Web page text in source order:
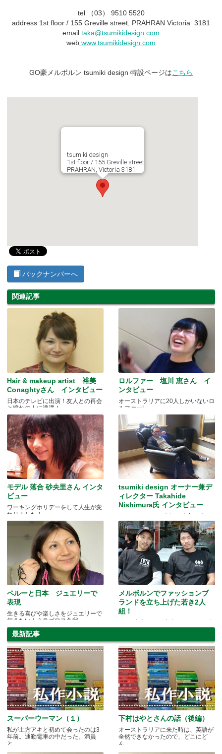
tel （03） 9510 5520
address 1st floor / 155 Greville street, PRAHRAN Victoria 3181
email taka@tsumikidesign.com
web www.tsumikidesign.com
GO豪メルボルン tsumiki design 特設ページはこちら
tsumiki design
1st floor / 155 Greville street
PRAHRAN, Victoria 3181
バックナンバーへ
関連記事
Hair & makeup artist 裕美
Conaghtyさん インタビュー
日本のテレビに出演！友人との再会
と憧れの人に遭遇！
ロルファー 塩川 恵さん イ
ンタビュー
オーストラリアに20人しかいないロ
ルファー!
モデル 落合 砂央里さん インタ
ビュー
ワーキングホリデーをして人生が変
わりました！
tsumiki design オーナー兼デ
ィレクター Takahide
Nishimura氏 インタビュー
ます!!
ペルーと日本 ジュエリーで
表現
生きる喜びや楽しさをジュエリーで
伝えたい！ミラゴロス久我
メルボルンでファッションブ
ランドを立ち上げた若き2人
組！
ュー!Tシャツ プレゼントつき
最新記事
スーパーウーマン（１）
私が土方アキと初めて会ったのは3
年前。通勤電車の中だった。満員
と.....
下村はやとさんの話（後編）
オーストラリアに来た時は、英語が
全然できなかったので、どこにど
ん.....